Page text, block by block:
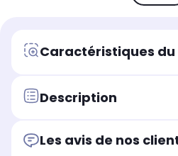
Caractéristiques
Description
Les avis de nos